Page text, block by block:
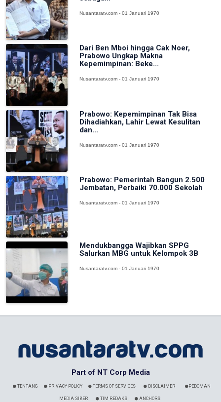
Nusantaratv.com - 01 Januari 1970
Dari Ben Mboi hingga Cak Noer,
Prabowo Ungkap Makna
Kepemimpinan: Beke...
Nusantaratv.com - 01 Januari 1970
Prabowo: Kepemimpinan Tak Bisa
Dihadiahkan, Lahir Lewat Kesulitan
dan...
Nusantaratv.com - 01 Januari 1970
Prabowo: Pemerintah Bangun 2.500
Jembatan, Perbaiki 70.000 Sekolah
Nusantaratv.com - 01 Januari 1970
Mendukbangga Wajibkan SPPG
Salurkan MBG untuk Kelompok 3B
Nusantaratv.com - 01 Januari 1970
Part of NT Corp Media
TENTANG PRIVACY POLICY TERMS OF SERVICES DISCLAIMER PEDOMAN
MEDIA SIBER TIM REDAKSI ANCHORS